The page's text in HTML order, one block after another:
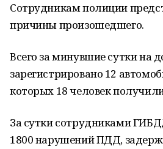
Сотрудникам полиции
причины произошедшего.
Всего за минувшие сутки на
зарегистрировано 12
которых 18 человек
За сутки сотрудниками
1800 нарушений ПДД,